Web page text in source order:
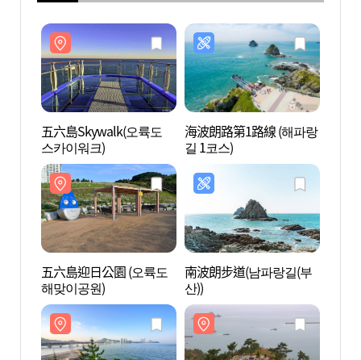
五六島Skywalk(오륙도
스카이워크)
海波朗路第1路線 (해파랑
길 1코스)
五六島迎日公園 (오륙도
해맞이공원)
南波朗步道(남파랑길(부
산))